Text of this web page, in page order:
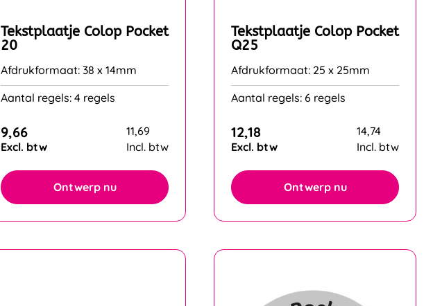
Tekstplaatje Colop Pocket
20
Afdrukformaat: 38 x 14mm
Aantal regels: 4 regels
9,66
Excl. btw
11,69
Incl. btw
Ontwerp nu
Tekstplaatje Colop Pocket
Q25
Afdrukformaat: 25 x 25mm
Aantal regels: 6 regels
12,18
Excl. btw
14,74
Incl. btw
Ontwerp nu